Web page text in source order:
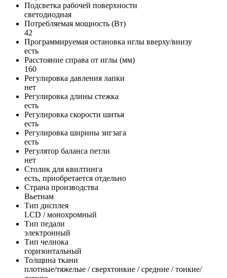
Подсветка рабочей поверхности
светодиодная
Потребляемая мощность (Вт)
42
Программируемая остановка иглы вверху/внизу
есть
Расстояние справа от иглы (мм)
160
Регулировка давления лапки
нет
Регулировка длины стежка
есть
Регулировка скорости шитья
есть
Регулировка ширины зигзага
есть
Регулятор баланса петли
нет
Столик для квилтинга
есть, приобретается отдельно
Страна производства
Вьетнам
Тип дисплея
LCD / монохромный
Тип педали
электронный
Тип челнока
горизонтальный
Толщина ткани
плотные/тяжелые / сверхтонкие / средние / тонкие/